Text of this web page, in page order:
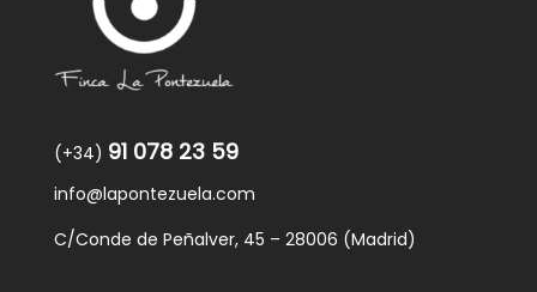
(+34) 91 078 23 59
info@lapontezuela.com
C/Conde de Peñalver, 45 – 28006 (Madrid)